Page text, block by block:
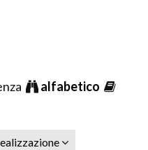
alfabetico